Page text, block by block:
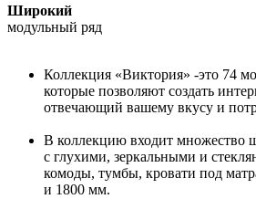
Широкий
модульный ряд
Коллекция «Виктория» -это 74
которые позволяют создать
отвечающий вашему вкусу и
В коллекцию входит множество
с глухими, зеркальными и
комоды, тумбы, кровати под
и 1800 мм.